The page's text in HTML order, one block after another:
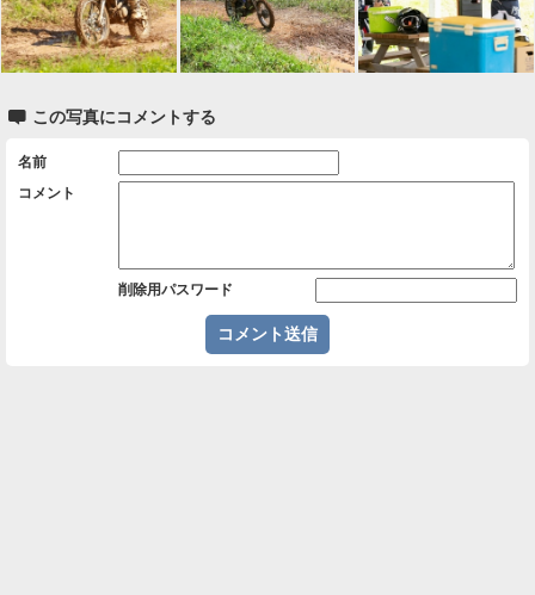
 この写真にコメントする
名前
コメント
削除用パスワード